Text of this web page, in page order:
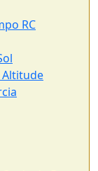
RC
Altitude